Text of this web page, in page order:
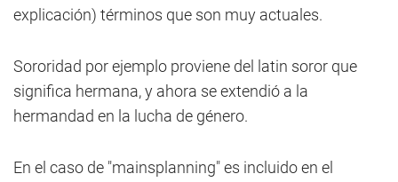
explicación) términos que son muy actuales.
Sororidad por ejemplo proviene del latin soror que
significa hermana, y ahora se extendió a la
hermandad en la lucha de género.
En el caso de "mainsplanning" es incluido en el